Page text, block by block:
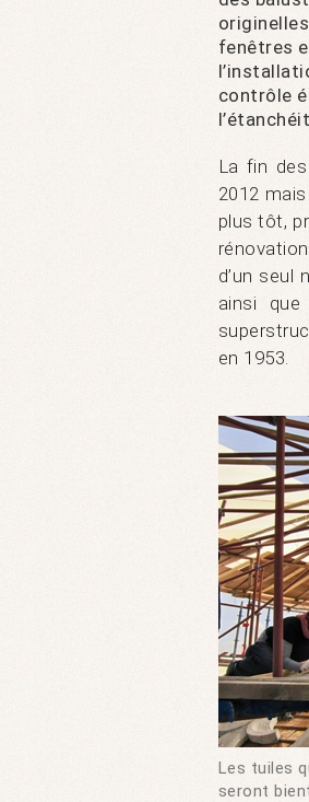
fenêtres
contrôle
La fin
2012
plus tôt,
d’un seul
ainsi
en 1953.
Les tuiles
seront